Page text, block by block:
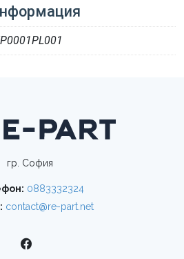
гр. София
0883332324
contact@re-part.net